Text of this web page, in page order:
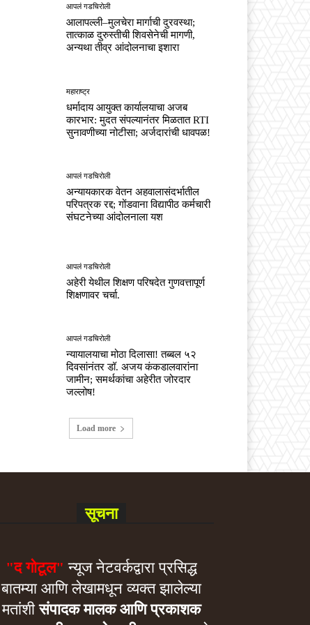
आपलं गडचिरोली
आलापल्ली–मुलचेरा मार्गाची दुरवस्था;
तात्काळ दुरुस्तीची शिवसेनेची मागणी,
अन्यथा तीव्र आंदोलनाचा इशारा
महाराष्ट्र
धर्मादाय आयुक्त कार्यालयाचा अजब
कारभार: मुदत संपल्यानंतर मिळतात RTI
सुनावणीच्या नोटीसा; अर्जदारांची धावपळ!
आपलं गडचिरोली
अन्यायकारक वेतन अहवालासंदर्भातील
परिपत्रक रद्द; गोंडवाना विद्यापीठ कर्मचारी
संघटनेच्या आंदोलनाला यश
आपलं गडचिरोली
अहेरी येथील शिक्षण परिषदेत गुणवत्तापूर्ण
शिक्षणावर चर्चा.
आपलं गडचिरोली
न्यायालयाचा मोठा दिलासा! तब्बल ५२
दिवसांनंतर डॉ. अजय कंकडालवारांना
जामीन; समर्थकांचा अहेरीत जोरदार
जल्लोष!
Load more
सूचना
"द गोटूल" न्यूज नेटवर्कद्वारा प्रसिद्ध
बातम्या आणि लेखामधून व्यक्त झालेल्या
मतांशीसंपादक मालक आणि प्रकाशक